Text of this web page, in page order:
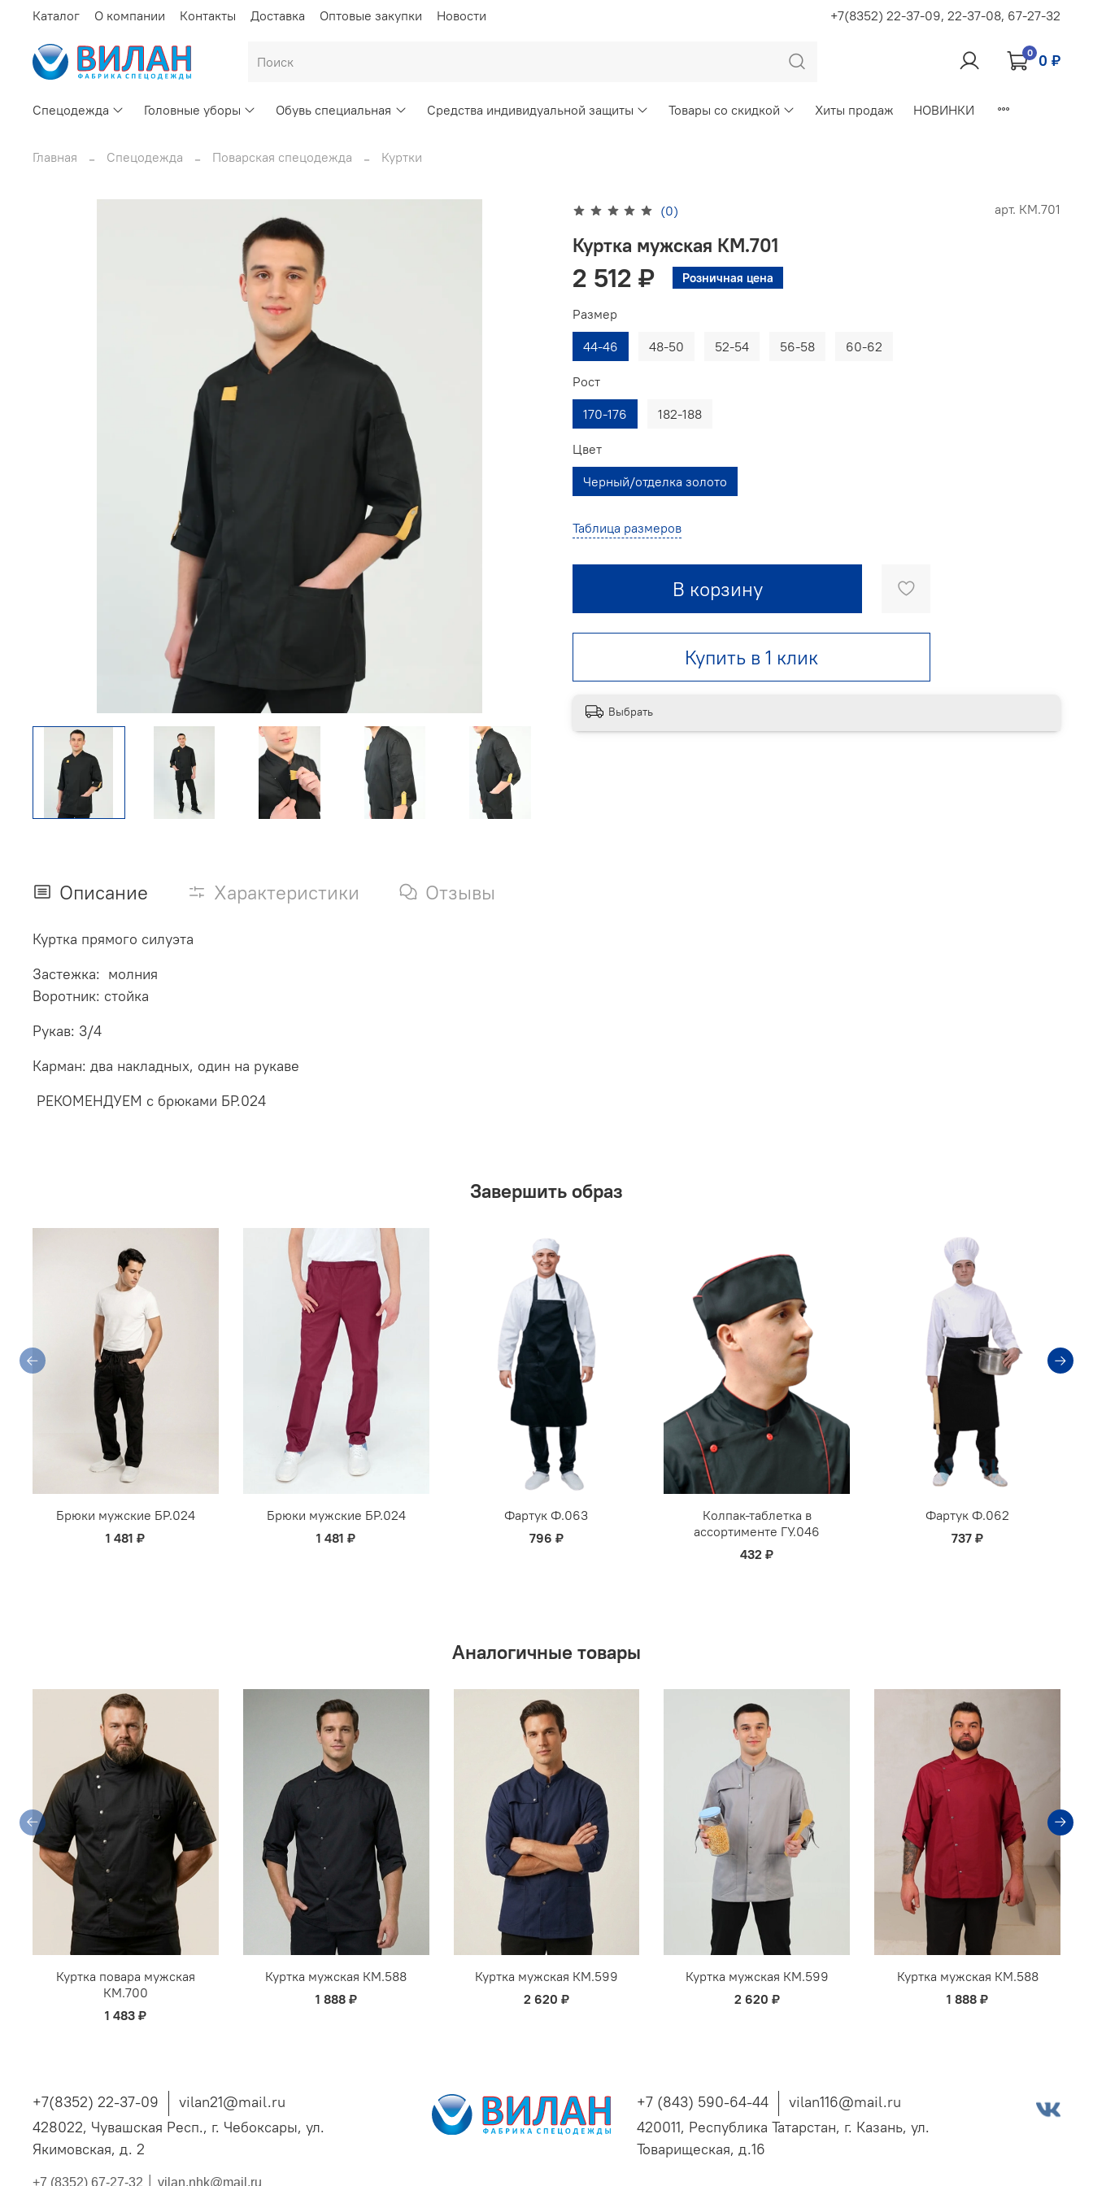
Каталог О компании Контакты Доставка Оптовые закупки Новости +7(8352) 22-37-09, 22-37-08, 67-27-32
0 0 ₽
Спецодежда Головные уборы Обувь специальная Средства индивидуальной защиты Товары со скидкой Хиты продаж НОВИНКИ
Главная Спецодежда Поварская спецодежда Куртки
(0) арт. КМ.701
Куртка мужская КМ.701
2 512 ₽ Розничная цена
Таблица размеров
В корзину
Купить в 1 клик
Размер
44-46
48-50 52-54 56-58 60-62
Рост
170-176
182-188
Цвет
Черный/отделка золото
Выбрать
Описание Характеристики Отзывы
Куртка прямого силуэта
Застежка: молния
Воротник: стойка
Рукав: 3/4
Карман: два накладных, один на рукаве
РЕКОМЕНДУЕМ с брюками БР.024
Завершить образ
Брюки мужские БР.024
1 481 ₽
Брюки мужские БР.024
1 481 ₽
Фартук Ф.063
796 ₽
Колпак-таблетка в
ассортименте ГУ.046
432 ₽
Фартук Ф.062
737 ₽
Аналогичные товары
Куртка повара мужская
КМ.700
1 483 ₽
Куртка мужская КМ.588
1 888 ₽
Куртка мужская КМ.599
2 620 ₽
Куртка мужская КМ.599
2 620 ₽
Куртка мужская КМ.588
1 888 ₽
+7(8352) 22-37-09
vilan21@mail.ru
428022, Чувашская Респ., г. Чебоксары, ул.
Якимовская, д. 2
+7 (843) 590-64-44
vilan116@mail.ru
420011, Республика Татарстан, г. Казань, ул.
Товарищеская, д.16
+7 (8352) 67-27-32 │ vilan.nhk@mail.ru